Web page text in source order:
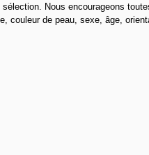
Nous encourageons
couleur de peau, sexe, âge,